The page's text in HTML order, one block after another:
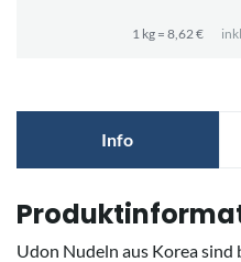
1 kg = 8,62 €
Info
Udon Nudeln aus Korea sind